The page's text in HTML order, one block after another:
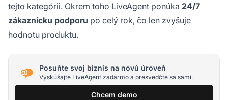
tejto kategórii. Okrem toho LiveAgent ponúka 24/7
zákaznícku podporu po celý rok, čo len zvyšuje
hodnotu produktu.
Posuňte svoj biznis na novú úroveň
Vyskúšajte LiveAgent zadarmo a presvedčte sa sami.
Chcem demo